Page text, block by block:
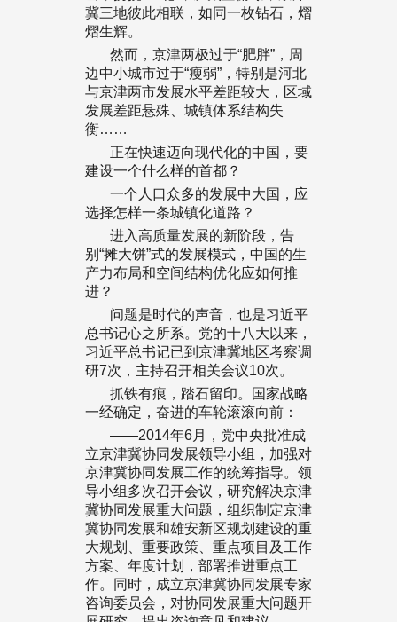
冀三地彼此相联，如同一枚钻石，熠
熠生辉。
然而，京津两极过于“肥胖”，周
边中小城市过于“瘦弱”，特别是河北
与京津两市发展水平差距较大，区域
发展差距悬殊、城镇体系结构失
衡……
正在快速迈向现代化的中国，要
建设一个什么样的首都？
一个人口众多的发展中大国，应
选择怎样一条城镇化道路？
进入高质量发展的新阶段，告
别“摊大饼”式的发展模式，中国的生
产力布局和空间结构优化应如何推
进？
问题是时代的声音，也是习近平
总书记心之所系。党的十八大以来，
习近平总书记已到京津冀地区考察调
研7次，主持召开相关会议10次。
抓铁有痕，踏石留印。国家战略
一经确定，奋进的车轮滚滚向前：
——2014年6月，党中央批准成
立京津冀协同发展领导小组，加强对
京津冀协同发展工作的统筹指导。领
导小组多次召开会议，研究解决京津
冀协同发展重大问题，组织制定京津
冀协同发展和雄安新区规划建设的重
大规划、重要政策、重点项目及工作
方案、年度计划，部署推进重点工
作。同时，成立京津冀协同发展专家
咨询委员会，对协同发展重大问题开